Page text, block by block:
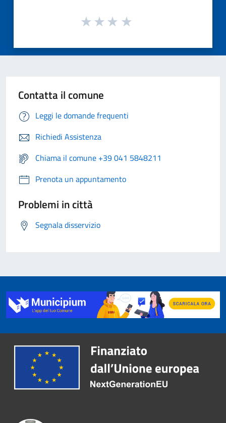
Contatta il comune
Leggi le domande frequenti
Richiedi Assistenza
Chiama il comune +39 041 5848211
Prenota un appuntamento
Problemi in città
Segnala disservizio